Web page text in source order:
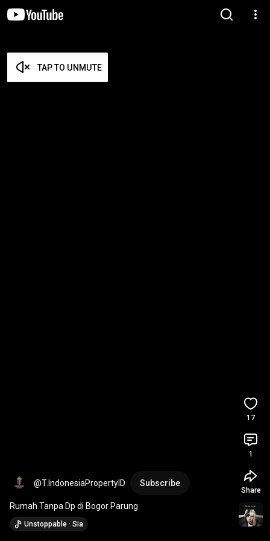
TAP TO UNMUTE
@T.IndonesiaPropertyID Subscribe
Rumah Tanpa Dp di Bogor Parung
Unstoppable · Sia
17
1
Share